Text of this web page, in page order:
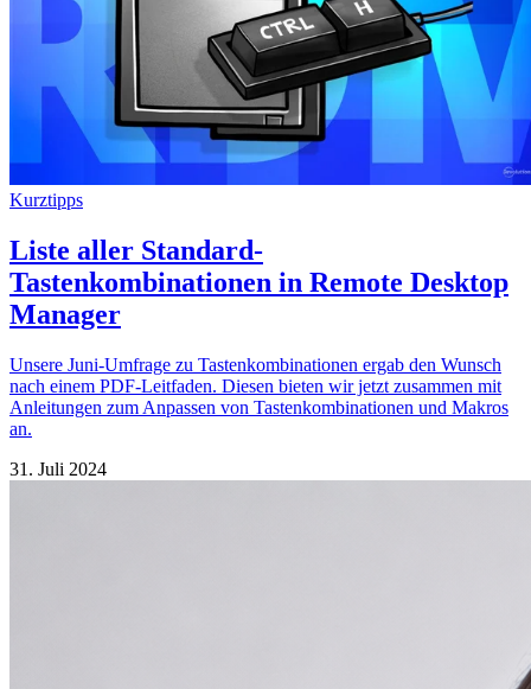
Kurztipps
Liste aller Standard-
Tastenkombinationen in Remote Desktop
Manager
Unsere Juni-Umfrage zu Tastenkombinationen ergab den Wunsch
nach einem PDF-Leitfaden. Diesen bieten wir jetzt zusammen mit
Anleitungen zum Anpassen von Tastenkombinationen und Makros
an.
31. Juli 2024